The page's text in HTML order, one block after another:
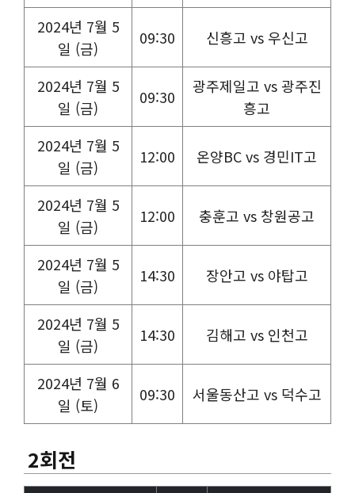
2024년 7월 5
일 (금)
09:30 신흥고 vs 우신고
2024년 7월 5
일 (금)
09:30
광주제일고 vs 광주진
흥고
2024년 7월 5
일 (금)
12:00 온양BC vs 경민IT고
2024년 7월 5
일 (금)
12:00 충훈고 vs 창원공고
2024년 7월 5
일 (금)
14:30 장안고 vs 야탑고
2024년 7월 5
일 (금)
14:30 김해고 vs 인천고
2024년 7월 6
일 (토)
09:30 서울동산고 vs 덕수고
2회전